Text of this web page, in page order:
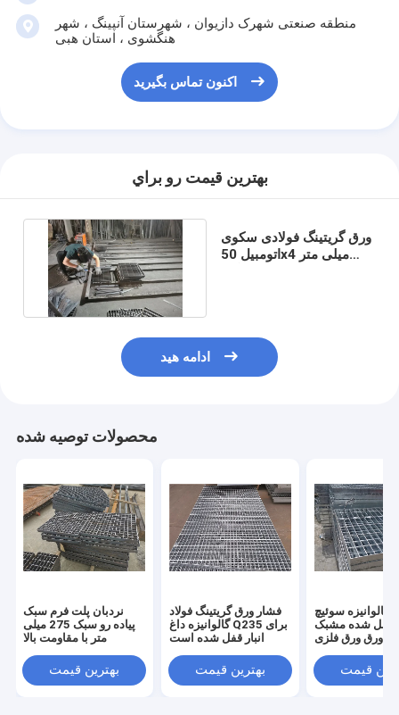
منطقه صنعتی شهرک دازیوان ، شهرستان آنپینگ ، شهر
هنگشوی ، استان هبی
اکنون تماس بگیرید
بهترين قيمت رو براي
ورق گریتینگ فولادی سکوی
اتومبیل 50x4 میلی متر
ادامه هید
محصولات توصیه شده
نردبان پلت فرم سبک
پیاده رو سبک 275 میلی
متر با مقاومت بالا
بهترین قیمت
فشار ورق گریتینگ فولاد
گالوانیزه داغ Q235 برای
انبار قفل شده است
بهترین قیمت
گالوانیزه سوئیچ
قفل شده مشبک Q235
ورق ورق فلزی
قیمت